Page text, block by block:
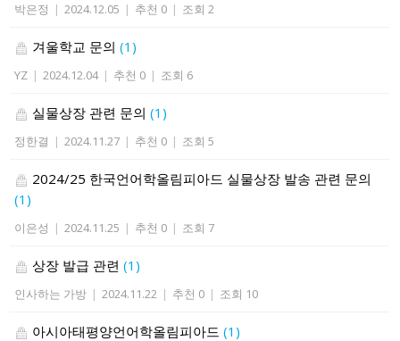
박은정 | 2024.12.05 | 추천 0 | 조회 2
겨울학교 문의(1)
YZ | 2024.12.04 | 추천 0 | 조회 6
실물상장 관련 문의(1)
정한결 | 2024.11.27 | 추천 0 | 조회 5
2024/25 한국언어학올림피아드 실물상장 발송 관련 문의
(1)
이은성 | 2024.11.25 | 추천 0 | 조회 7
상장 발급 관련(1)
인사하는 가방 | 2024.11.22 | 추천 0 | 조회 10
아시아태평양언어학올림피아드(1)